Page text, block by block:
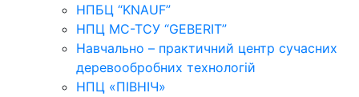
НПБЦ “KNAUF”
НПЦ МС-ТСУ “GEBERIT”
Навчально – практичний центр сучасних
деревообробних технологій
НПЦ «ПІВНІЧ»